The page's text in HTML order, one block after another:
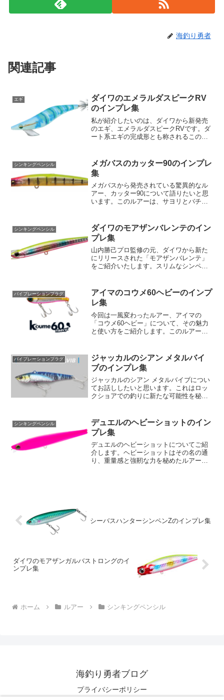
海釣り勇者
関連記事
エギ
ダイワのエメラルダスピークRV
のインプレ集
私が紹介したいのは、ダイワから新発売
のエギ、エメラルダスピークRVです。ダ
ート系エギの完成形とも称されるこのエ
しく紹介していきます。1. 高飛距離まず
一つ目の特徴として...
シンキングペンシル
メガバスのカッター90のインプレ
集
メガバスから発売されている驚異的なル
アー、カッター90について語りたいと思
います。このルアーは、サヨリとバチ抜
となります。まず、カッター90の最も顕
著な特徴は、そのV字...
シンキングペンシル
ダイワのモアザンバレンテのイン
プレ集
山内勝己プロ監修の元、ダイワから新た
にリリースされた「モアザンバレンテ」
をご紹介いたします。スリムなシンペン
2WAYアクションモアザンバレンテの最
大の特徴は、メタルプレ...
バイブレーションプラグ
アイマのコウメ60ヘビーのインプ
レ集
今回は一風変わったルアー、アイマの
「コウメ60ヘビー」について、その魅力
と使い方をご紹介します。このルアー
キャスタビリティが劇的に向上していま
す。その結果、広範囲の攻略...
バイブレーションプラグ
ジャッカルのシアン メタルバイ
ブのインプレ集
ジャッカルのシアン メタルバイブについ
てお話ししたいと思います。これはロッ
クショアでの釣りに新たな可能性を秘め
から紹介していきましょう。このルアー
はロックショアでの使用...
シンキングペンシル
デュエルのヘビーショットのイン
プレ集
デュエルのヘビーショットについてご紹
介します。ヘビーショットはその名の通
り、重量感と強靭な力を秘めたルアーで
シーバスハンターシンペンZのインプレ集
ダイワのモアザンガルバストロングのイ
ンプレ集
ホーム ルアー シンキングペンシル
海釣り勇者ブログ
プライバシーポリシー